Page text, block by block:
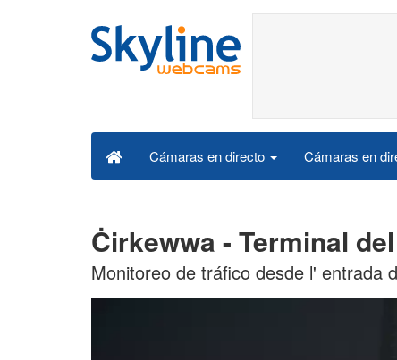
Cámaras en directo Cámaras en
Ċirkewwa - Terminal
Monitoreo de tráfico desde l' entrada